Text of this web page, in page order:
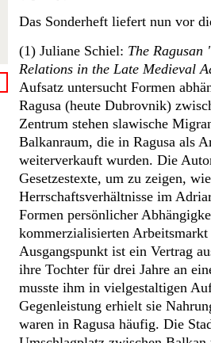
Das Sonderheft liefert nun vor
(1) Juliane Schiel: The
Relations in the Late Medieval
Aufsatz untersucht Formen
Ragusa (heute Dubrovnik)
Zentrum stehen slawische
Balkanraum, die in Ragusa als
weiterverkauft wurden. Die
Gesetzestexte, um zu zeigen,
Herrschaftsverhältnisse im
Formen persönlicher
kommerzialisierten
Ausgangspunkt ist ein Vertrag
ihre Tochter für drei Jahre an
musste ihm in vielgestaltigen
Gegenleistung erhielt sie
waren in Ragusa häufig. Die